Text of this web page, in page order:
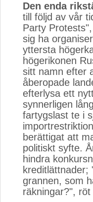
Den enda
till följd av vår
Party
sig ha
yttersta
högerikonen
sitt namn efter
åberopade
efterlysa ett
synnerligen
fartygslast te i
berättigat att
politiskt syfte.
hindra
kreditlättnader;
grannen, som
räkningar?",